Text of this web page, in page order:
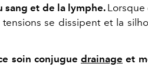
sang et de la lymphe. Lorsque
se dissipent et la
soin conjugue drainage et